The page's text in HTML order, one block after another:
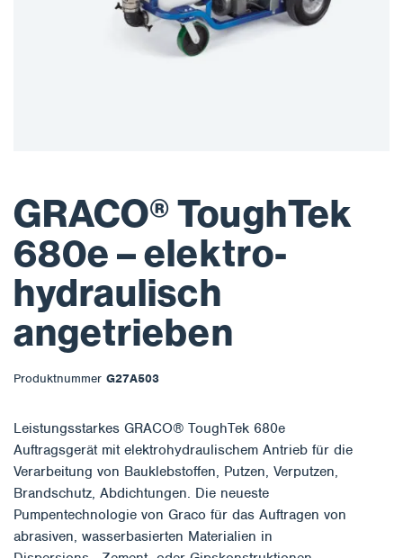
GRACO® ToughTek
680e – elektro-
hydraulisch
angetrieben
Produktnummer G27A503
Leistungsstarkes GRACO® ToughTek 680e
Auftragsgerät mit elektrohydraulischem Antrieb für die
Verarbeitung von Bauklebstoffen, Putzen, Verputzen,
Brandschutz, Abdichtungen. Die neueste
Pumpentechnologie von Graco für das Auftragen von
abrasiven, wasserbasierten Materialien in